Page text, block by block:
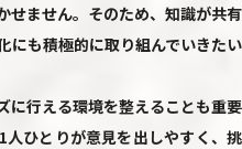
せません。そのため、知識が共有
にも積極的に取り組んでいきたい
に行える環境を整えることも重要
ひとりが意見を出しやすく、挑